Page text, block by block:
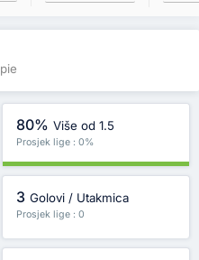
80% Više od 1.5
Prosjek lige : 0%
3 Golovi / Utakmica
Prosjek lige : 0